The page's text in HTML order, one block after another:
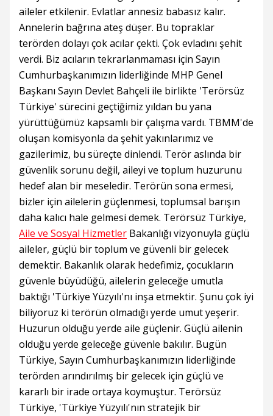
aileler etkilenir. Evlatlar annesiz babasız kalır.
Annelerin bağrına ateş düşer. Bu topraklar
terörden dolayı çok acılar çekti. Çok evladını şehit
verdi. Biz acıların tekrarlanmaması için Sayın
Cumhurbaşkanımızın liderliğinde MHP Genel
Başkanı Sayın Devlet Bahçeli ile birlikte 'Terörsüz
Türkiye' sürecini geçtiğimiz yıldan bu yana
yürüttüğümüz kapsamlı bir çalışma vardı. TBMM'de
oluşan komisyonla da şehit yakınlarımız ve
gazilerimiz, bu süreçte dinlendi. Terör aslında bir
güvenlik sorunu değil, aileyi ve toplum huzurunu
hedef alan bir meseledir. Terörün sona ermesi,
bizler için ailelerin güçlenmesi, toplumsal barışın
daha kalıcı hale gelmesi demek. Terörsüz Türkiye,
Aile ve Sosyal Hizmetler Bakanlığı vizyonuyla güçlü
aileler, güçlü bir toplum ve güvenli bir gelecek
demektir. Bakanlık olarak hedefimiz, çocukların
güvenle büyüdüğü, ailelerin geleceğe umutla
baktığı 'Türkiye Yüzyılı'nı inşa etmektir. Şunu çok iyi
biliyoruz ki terörün olmadığı yerde umut yeşerir.
Huzurun olduğu yerde aile güçlenir. Güçlü ailenin
olduğu yerde geleceğe güvenle bakılır. Bugün
Türkiye, Sayın Cumhurbaşkanımızın liderliğinde
terörden arındırılmış bir gelecek için güçlü ve
kararlı bir irade ortaya koymuştur. Terörsüz
Türkiye, 'Türkiye Yüzyılı'nın stratejik bir